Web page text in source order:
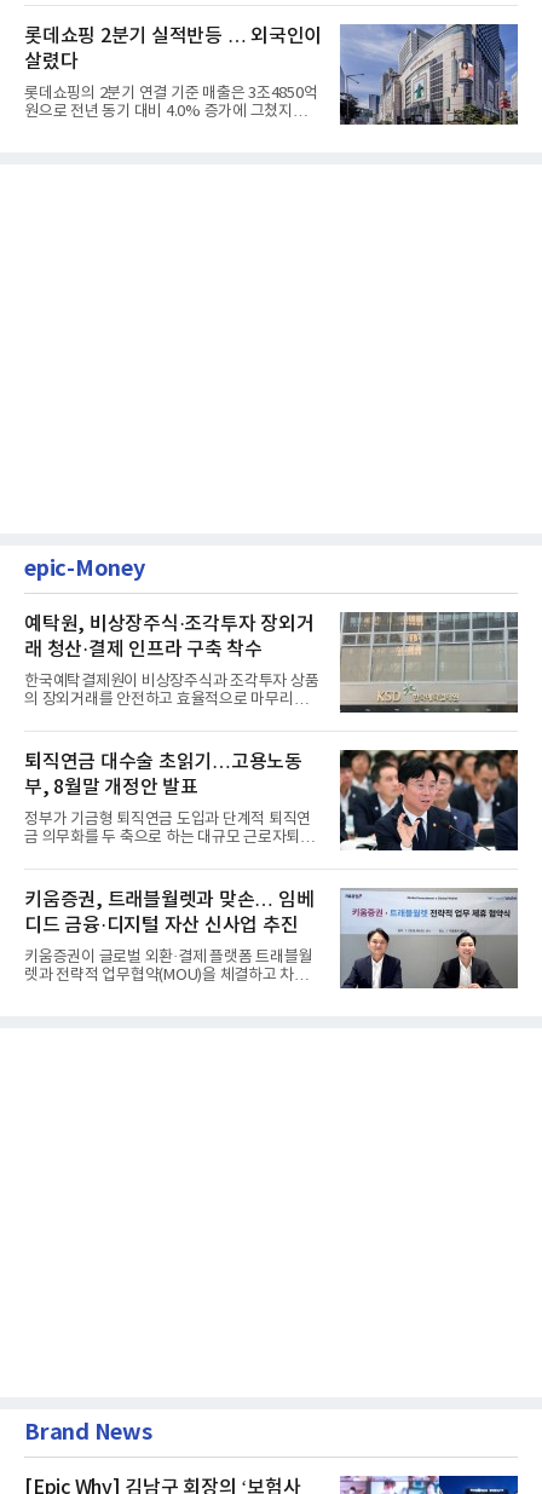
롯데쇼핑 2분기 실적반등 … 외국인이
살렸다
롯데쇼핑의 2분기 연결 기준 매출은 3조4850억
원으로 전년 동기 대비 4.0% 증가에 그쳤지만,
epic-Money
예탁원, 비상장주식·조각투자 장외거
래 청산·결제 인프라 구축 착수
한국예탁결제원이 비상장주식과 조각투자 상품
의 장외거래를 안전하고 효율적으로 마무리하기
퇴직연금 대수술 초읽기…고용노동
부, 8월말 개정안 발표
정부가 기금형 퇴직연금 도입과 단계적 퇴직연
금 의무화를 두 축으로 하는 대규모 근로자퇴직
키움증권, 트래블월렛과 맞손… 임베
디드 금융·디지털 자산 신사업 추진
키움증권이 글로벌 외환·결제 플랫폼 트래블월
렛과 전략적 업무협약(MOU)을 체결하고 차세
Brand News
[Epic Why] 김남구 회장의 ‘보험사